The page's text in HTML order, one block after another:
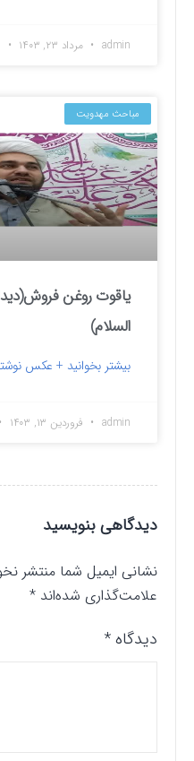
admin مرداد ۲۳, ۱۴۰۳
مباحث مهدویت
یاقوت روغن
السلام)
بیشتر بخوانید + عکس نوشته
admin فروردین ۱۳, ۱۴۰۳
دیدگاهی بنویسید
نشانی ایمیل شما منتشر
علامت‌گذاری شده‌اند*
دیدگاه*